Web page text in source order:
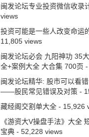
闽发论坛专业投资微信收录
views
投资可能是一些人改变命运
11,805 views
闽发论坛必会 九阳神功 35
全+案例大全 大合集 700页
闽发论坛精华: 股市可以看
——股民常见错误及对策-
藏经阁交割单大全- 15,926
《游资大V操盘手法》大全
宝典- 52,228 views